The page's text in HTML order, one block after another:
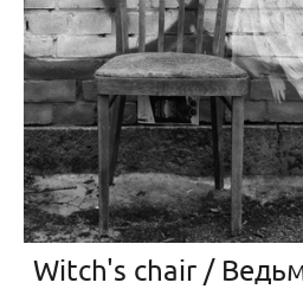
Witch's chair /